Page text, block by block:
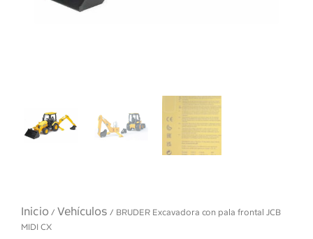
Inicio / Vehículos / BRUDER Excavadora con pala frontal JCB
MIDI CX